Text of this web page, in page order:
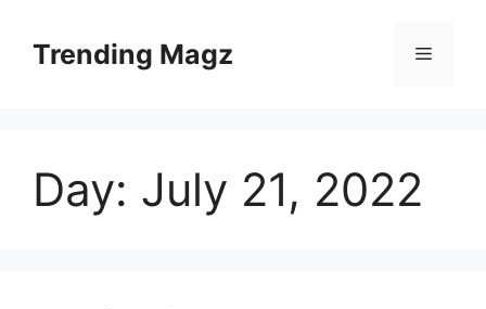
contentTrending Magz Menu
Day: July 21, 2022